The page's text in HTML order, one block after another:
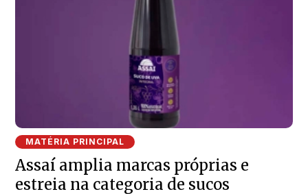
MATÉRIA PRINCIPAL
Assaí amplia marcas próprias e
estreia na categoria de sucos